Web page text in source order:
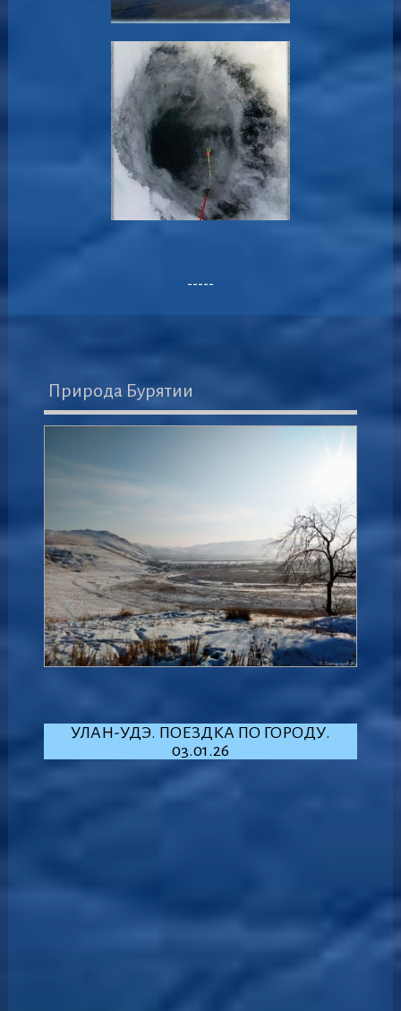
-----
Природа Бурятии
УЛАН-УДЭ. ПОЕЗДКА ПО ГОРОДУ.
03.01.26